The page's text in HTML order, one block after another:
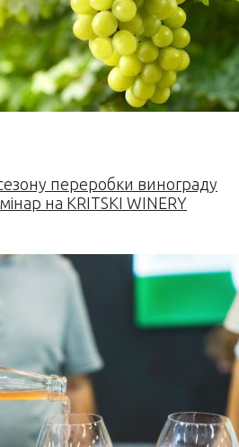
переробки винограду
на KRITSKI WINERY